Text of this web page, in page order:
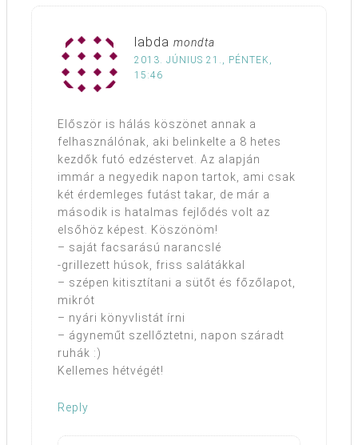
labda mondta
2013. JÚNIUS 21., PÉNTEK,
15:46
Először is hálás köszönet annak a
felhasználónak, aki belinkelte a 8 hetes
kezdők futó edzéstervet. Az alapján
immár a negyedik napon tartok, ami csak
két érdemleges futást takar, de már a
második is hatalmas fejlődés volt az
elsőhöz képest. Köszönöm!
– saját facsarású narancslé
-grillezett húsok, friss salátákkal
– szépen kitisztítani a sütőt és főzőlapot,
mikrót
– nyári könyvlistát írni
– ágyneműt szellőztetni, napon száradt
ruhák :)
Kellemes hétvégét!
Reply